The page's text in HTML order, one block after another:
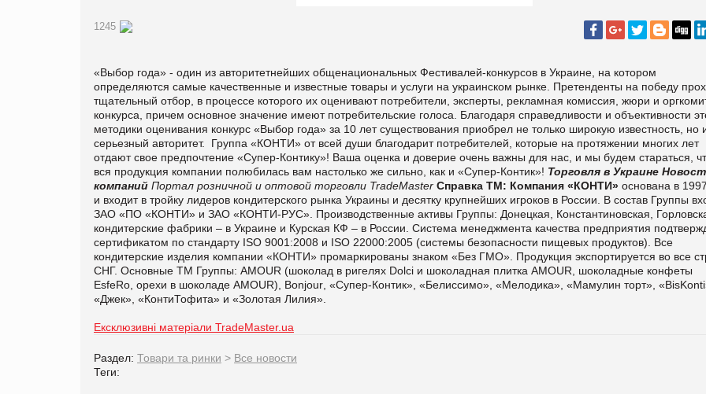
1245
«Выбор года» - один из авторитетнейших общенациональных Фестивалей-конкурсов в Украине, на котором
определяются самые качественные и известные товары и услуги на украинском рынке. Претенденты на победу
тщательный отбор, в процессе которого их оценивают потребители, эксперты, рекламная комиссия, жюри и
конкурса, причем основное значение имеют потребительские голоса. Благодаря справедливости и объективности
методики оценивания конкурс «Выбор года» за 10 лет существования приобрел не только широкую известность, но
серьезный авторитет. Группа «КОНТИ» от всей души благодарит потребителей, которые на протяжении многих лет
отдают свое предпочтение «Супер-Контику»! Ваша оценка и доверие очень важны для нас, и мы будем стараться,
вся продукция компании полюбилась вам настолько же сильно, как и «Супер-Контик»! Торговля в Украине
компаний Портал розничной и оптовой торговли TradeMaster Справка ТМ: Компания «КОНТИ» основана в
и входит в тройку лидеров кондитерского рынка Украины и десятку крупнейших игроков в России. В состав Группы
ЗАО «ПО «КОНТИ» и ЗАО «КОНТИ-РУС». Производственные активы Группы: Донецкая, Константиновская,
кондитерские фабрики – в Украине и Курская КФ – в России. Система менеджмента качества предприятия
сертификатом по стандарту ISO 9001:2008 и ISO 22000:2005 (системы безопасности пищевых продуктов). Все
кондитерские изделия компании «КОНТИ» промаркированы знаком «Без ГМО». Продукция экспортируется во все
СНГ. Основные ТМ Группы: AMOUR (шоколад в ригелях Dolci и шоколадная плитка AMOUR , шоколадные конфеты
EsfeRo, орехи в шоколаде AMOUR), Bonjour , «Супер-Контик», «Белиссимо», «Мелодика», «Мамулин торт»,
«Джек», «КонтиТофита» и «Золотая Лилия».
Ексклюзивні матеріали TradeMaster.ua
Раздел: Товари та ринки > Все новости
Теги: